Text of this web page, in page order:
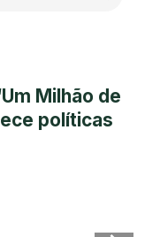
Milhão de
políticas